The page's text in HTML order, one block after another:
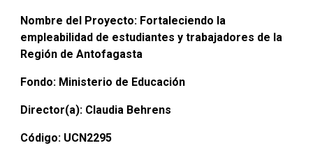
Nombre del Proyecto: Fortaleciendo la
empleabilidad de estudiantes y trabajadores de la
Región de Antofagasta
Fondo: Ministerio de Educación
Director(a): Claudia Behrens
Código: UCN2295